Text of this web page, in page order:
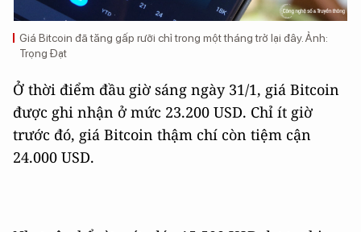
Giá Bitcoin đã tăng gấp rưỡi chỉ trong một tháng trở lại đây. Ảnh:
Trọng Đạt
Ở thời điểm đầu giờ sáng ngày 31/1, giá Bitcoin
được ghi nhận ở mức 23.200 USD. Chỉ ít giờ
trước đó, giá Bitcoin thậm chí còn tiệm cận
24.000 USD.